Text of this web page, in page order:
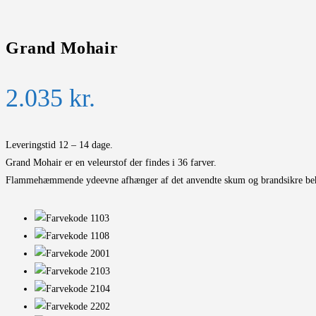
Grand Mohair
2.035 kr.
Leveringstid 12 – 14 dage.
Grand Mohair er en veleurstof der findes i 36 farver.
Flammehæmmende ydeevne afhænger af det anvendte skum og brandsikre